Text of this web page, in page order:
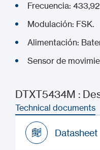
Frecuencia:
Modulación: FSK.
Alimentación:
Sensor de
DTXT5434M :
Technical documents
Datasheet